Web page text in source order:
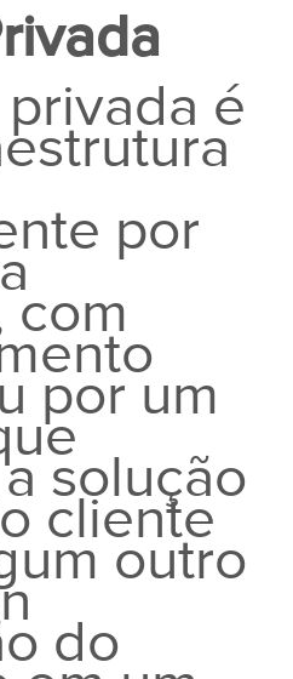
é
por
com
por um
solução
cliente
outro
do